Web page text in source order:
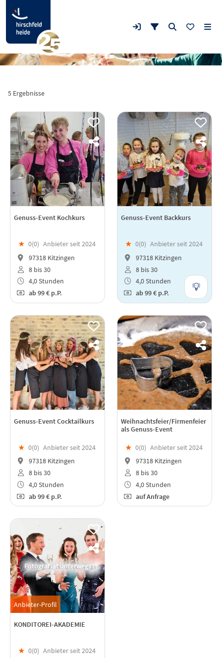
5 Ergebnisse
Genuss-Event Kochkurs
★ 0(0) Anbieter seit 2024
97318 Kitzingen
8 bis 30
4,0 Stunden
ab99 € p.P.
Genuss-Event Backkurs
★ 0(0) Anbieter seit 2024
97318 Kitzingen
8 bis 30
4,0 Stunden
ab99 € p.P.
Genuss-Event Cocktailkurs
★ 0(0) Anbieter seit 2024
97318 Kitzingen
8 bis 30
4,0 Stunden
ab99 € p.P.
Weihnachtsfeier/Firmenfeier
als Genuss-Event
★ 0(0) Anbieter seit 2024
97318 Kitzingen
8 bis 30
4,0 Stunden
auf Anfrage
Fotograf ist unterwegs
Anbieter-Profil
KONDITOREI-AKADEMIE
★ 0(0) Anbieter seit 2024